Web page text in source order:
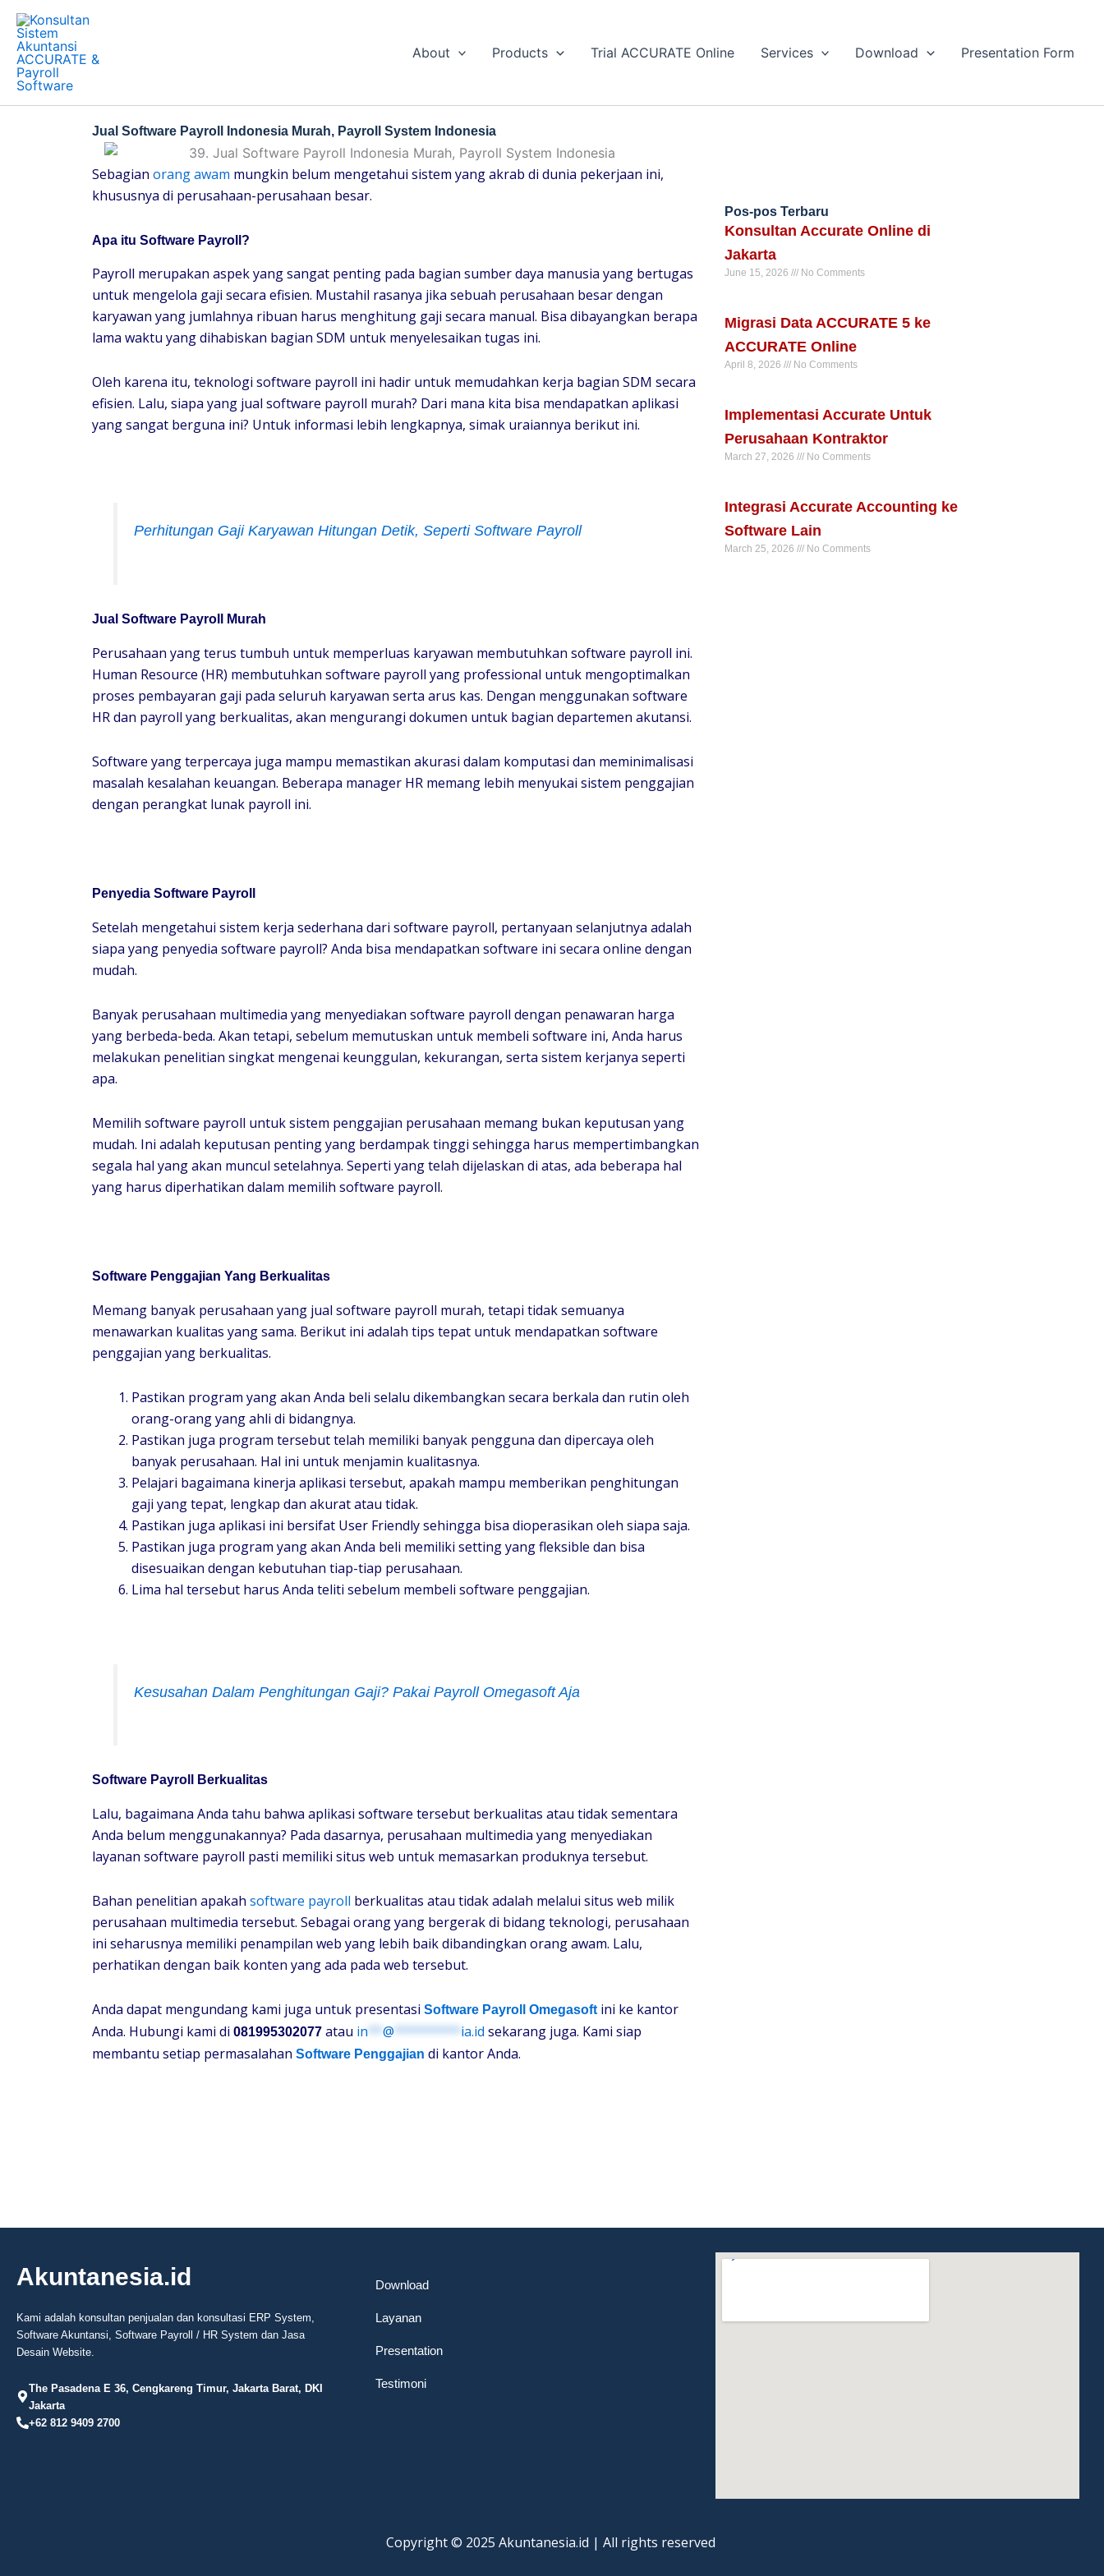
Skip
content
About Products Trial ACCURATE Online Services Download Presentation Form
Jual Software Payroll Indonesia Murah, Payroll System Indonesia
Sebagian orang awam mungkin belum mengetahui sistem yang akrab di dunia pekerjaan ini,
khususnya di perusahaan-perusahaan besar.
Apa itu Software Payroll?
Payroll merupakan aspek yang sangat penting pada bagian sumber daya manusia yang bertugas
untuk mengelola gaji secara efisien. Mustahil rasanya jika sebuah perusahaan besar dengan
karyawan yang jumlahnya ribuan harus menghitung gaji secara manual. Bisa dibayangkan berapa
lama waktu yang dihabiskan bagian SDM untuk menyelesaikan tugas ini.
Oleh karena itu, teknologi software payroll ini hadir untuk memudahkan kerja bagian SDM secara
efisien. Lalu, siapa yang jual software payroll murah? Dari mana kita bisa mendapatkan aplikasi
yang sangat berguna ini? Untuk informasi lebih lengkapnya, simak uraiannya berikut ini.
Perhitungan Gaji Karyawan Hitungan Detik, Seperti Software Payroll
Jual Software Payroll Murah
Perusahaan yang terus tumbuh untuk memperluas karyawan membutuhkan software payroll ini.
Human Resource (HR) membutuhkan software payroll yang professional untuk mengoptimalkan
proses pembayaran gaji pada seluruh karyawan serta arus kas. Dengan menggunakan software
HR dan payroll yang berkualitas, akan mengurangi dokumen untuk bagian departemen akutansi.
Software yang terpercaya juga mampu memastikan akurasi dalam komputasi dan meminimalisasi
masalah kesalahan keuangan. Beberapa manager HR memang lebih menyukai sistem penggajian
dengan perangkat lunak payroll ini.
Penyedia Software Payroll
Setelah mengetahui sistem kerja sederhana dari software payroll, pertanyaan selanjutnya adalah
siapa yang penyedia software payroll? Anda bisa mendapatkan software ini secara online dengan
mudah.
Banyak perusahaan multimedia yang menyediakan software payroll dengan penawaran harga
yang berbeda-beda. Akan tetapi, sebelum memutuskan untuk membeli software ini, Anda harus
melakukan penelitian singkat mengenai keunggulan, kekurangan, serta sistem kerjanya seperti
apa.
Memilih software payroll untuk sistem penggajian perusahaan memang bukan keputusan yang
mudah. Ini adalah keputusan penting yang berdampak tinggi sehingga harus mempertimbangkan
segala hal yang akan muncul setelahnya. Seperti yang telah dijelaskan di atas, ada beberapa hal
yang harus diperhatikan dalam memilih software payroll.
Software Penggajian Yang Berkualitas
Memang banyak perusahaan yang jual software payroll murah, tetapi tidak semuanya
menawarkan kualitas yang sama. Berikut ini adalah tips tepat untuk mendapatkan software
penggajian yang berkualitas.
Pastikan program yang akan Anda beli selalu dikembangkan secara berkala dan rutin oleh
orang-orang yang ahli di bidangnya.
Pastikan juga program tersebut telah memiliki banyak pengguna dan dipercaya oleh
banyak perusahaan. Hal ini untuk menjamin kualitasnya.
Pelajari bagaimana kinerja aplikasi tersebut, apakah mampu memberikan penghitungan
gaji yang tepat, lengkap dan akurat atau tidak.
Pastikan juga aplikasi ini bersifat User Friendly sehingga bisa dioperasikan oleh siapa saja.
Pastikan juga program yang akan Anda beli memiliki setting yang fleksible dan bisa
disesuaikan dengan kebutuhan tiap-tiap perusahaan.
Lima hal tersebut harus Anda teliti sebelum membeli software penggajian.
Kesusahan Dalam Penghitungan Gaji? Pakai Payroll Omegasoft Aja
Software Payroll Berkualitas
Lalu, bagaimana Anda tahu bahwa aplikasi software tersebut berkualitas atau tidak sementara
Anda belum menggunakannya? Pada dasarnya, perusahaan multimedia yang menyediakan
layanan software payroll pasti memiliki situs web untuk memasarkan produknya tersebut.
Bahan penelitian apakah software payroll berkualitas atau tidak adalah melalui situs web milik
perusahaan multimedia tersebut. Sebagai orang yang bergerak di bidang teknologi, perusahaan
ini seharusnya memiliki penampilan web yang lebih baik dibandingkan orang awam. Lalu,
perhatikan dengan baik konten yang ada pada web tersebut.
Anda dapat mengundang kami juga untuk presentasi Software Payroll Omegasoftini ke kantor
Anda. Hubungi kami di 081995302077 atau in**@********* ia.id sekarang juga. Kami siap
membantu setiap permasalahan Software Penggajian di kantor Anda.
Pos-pos Terbaru
Konsultan Accurate Online di
Jakarta
June 15, 2026 No Comments
Migrasi Data ACCURATE 5 ke
ACCURATE Online
April 8, 2026 No Comments
Implementasi Accurate Untuk
Perusahaan Kontraktor
March 27, 2026 No Comments
Integrasi Accurate Accounting ke
Software Lain
March 25, 2026 No Comments
Akuntanesia.id
Kami adalah konsultan penjualan dan konsultasi ERP System,
Software Akuntansi, Software Payroll / HR System dan Jasa
Desain Website.
The Pasadena E 36, Cengkareng Timur, Jakarta Barat, DKI
Jakarta
+62 812 9409 2700
Download
Layanan
Presentation
Testimoni
Copyright © 2025 Akuntanesia.id | All rights reserved